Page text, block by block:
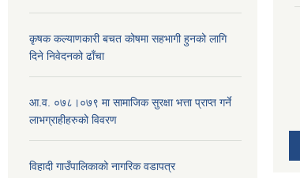
कृषक कल्याणकारी बचत कोषमा सहभागी हुनको लागि
दिने निवेदनको ढाँचा
आ.व. ०७८।०७९ मा सामाजिक सुरक्षा भत्ता प्राप्त गर्ने
लाभग्राहीहरुको विवरण
विहादी गाउँपालिकाको नागरिक वडापत्र